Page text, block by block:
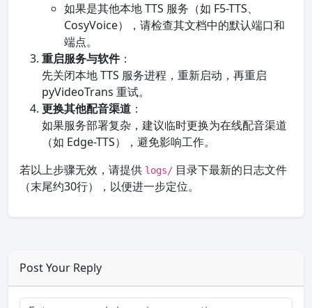
如果是其他本地 TTS 服务（如 F5-TTS、
CosyVoice），请检查其文档中的默认端口和
端点。
重启服务与软件：
先关闭本地 TTS 服务进程，重新启动，再重启
pyVideoTrans 重试。
更换其他配音渠道 ：
如果服务部署复杂，建议临时更换为在线配音渠道
（如 Edge-TTS），避免影响工作。
若以上步骤无效，请提供 logs/ 目录下最新的日志文件
（末尾约30行），以便进一步定位。
Post Your Reply